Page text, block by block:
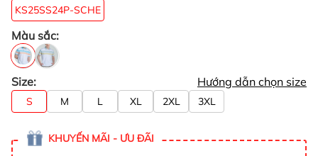
KS25SS24P-SCHE
Màu sắc:
Size: Hướng dẫn chọn size
S M L XL 2XL 3XL
KHUYẾN MÃI - ƯU ĐÃI